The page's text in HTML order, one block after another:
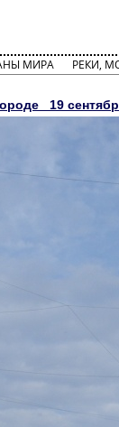
МИРА РЕКИ,
19